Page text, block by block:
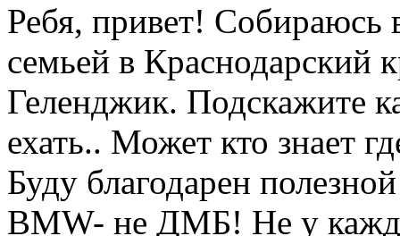
Ребя, привет! Собираюсь
семьей в Краснодарский
Геленджик. Подскажите
ехать.. Может кто знает
Буду благодарен
BMW- не ДМБ! Не у